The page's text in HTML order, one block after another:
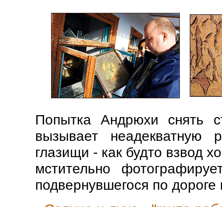
Попытка Андрюхи снять
вызывает неадекватную
глазищи - как будто взвод
мстительно
подвернувшегося по